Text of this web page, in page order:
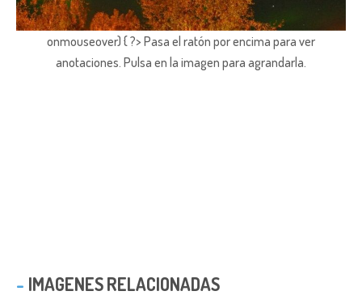
onmouseover) { ?> Pasa el ratón por encima para ver
anotaciones. Pulsa en la imagen para agrandarla.
IMAGENES RELACIONADAS